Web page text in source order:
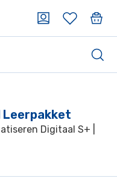
Leerpakket
Digitaal S+ |